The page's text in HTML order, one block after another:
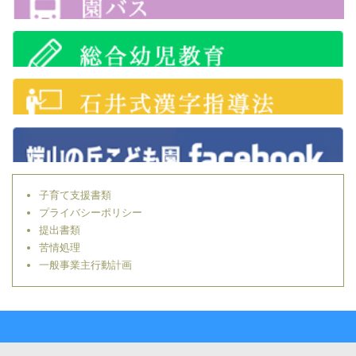
子育て支援書類
プライバシーポリシー
提出書類
苦情処理
一般事業主行動計画